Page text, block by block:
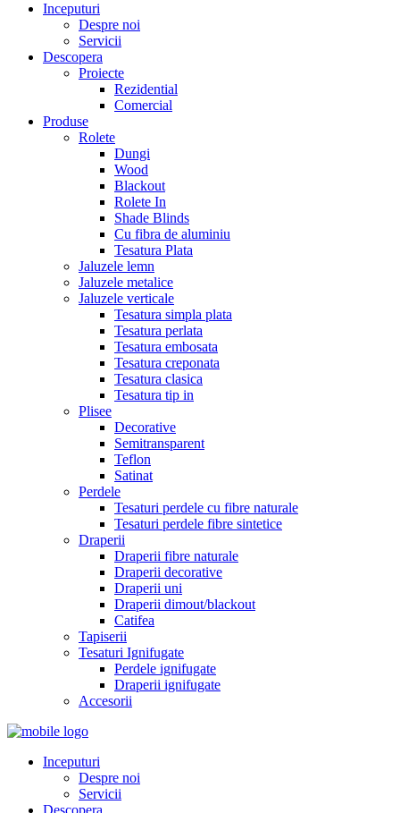
Inceputuri
Despre noi
Servicii
Descopera
Proiecte
Rezidential
Comercial
Produse
Rolete
Dungi
Wood
Blackout
Rolete In
Shade Blinds
Cu fibra de aluminiu
Tesatura Plata
Jaluzele lemn
Jaluzele metalice
Jaluzele verticale
Tesatura simpla plata
Tesatura perlata
Tesatura embosata
Tesatura creponata
Tesatura clasica
Tesatura tip in
Plisee
Decorative
Semitransparent
Teflon
Satinat
Perdele
Tesaturi perdele cu fibre naturale
Tesaturi perdele fibre sintetice
Draperii
Draperii fibre naturale
Draperii decorative
Draperii uni
Draperii dimout/blackout
Catifea
Tapiserii
Tesaturi Ignifugate
Perdele ignifugate
Draperii ignifugate
Accesorii
Inceputuri
Despre noi
Servicii
Descopera